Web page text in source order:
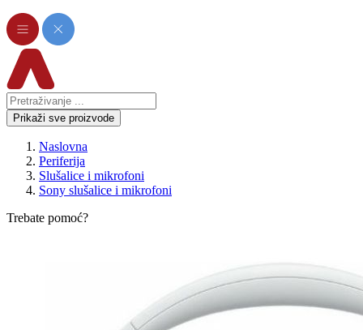
Prikaži sve proizvode
Naslovna
Periferija
Slušalice i mikrofoni
Sony slušalice i mikrofoni
Trebate pomoć?